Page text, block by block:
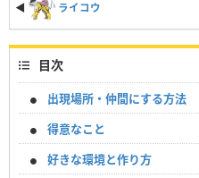
◀ ライコウ
目次
出現場所・仲間にする方法
得意なこと
好きな環境と作り方